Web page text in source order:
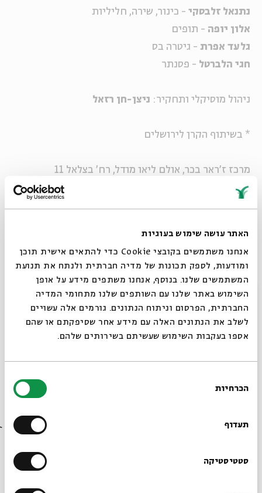
האתר עושה שימוש בעוגיות
אנחנו משתמשים בקובצי Cookie כדי להתאים אישית תוכן
ומודעות, לספק תכונות של מדיה חברתית ולנתח את תנועת
המשתמשים שלנו. בנוסף, אנחנו משתפים מידע על אופן
השימוש באתר שלנו עם השותפים שלנו מתחומי המדיה
החברתית, הפרסום וניתוח הנתונים. גורמים אלה עשויים
לשלב את הנתונים האלה עם מידע אחר שסיפקתם או שהם
אספו בעקבות השימוש שעשיתם בשירותים שלהם.
הסכמה
הכרחיות
תעדוף
סטטיסטיקה
נתנאל זלבסקי - כינור, שירה, חליליות
אלון יופה - תופים
גלעד אפרת - גיטרה בס
חגי הלברטל - פסנתר
ניהול מוסיקלי ותחקיר: ניצן-חן רזאל
* בשיתוף הקרן לירושלים
מרכז ז'ראר בכר, אולם ליאו מודל, רח' בצלאל 11
לקריאת מאמרה של שרה פרילדנד בן-ארזה על הניגון
בחסידות מודרז'יץ פסטיבל הפיוט השני
ירושלים יח-כא באלול / 7- 10 בספטמבר / תשס"ט, 2009
מנהל אמנותי: יאיר הראל
חגיגה של מוסיקה ממזרח וממערב
: "הזמנה לפיוט", עיריית ירושלים,
הקרן לירושלים, יד יצחק בן-צבי, המרכז לחקר המוסיקה
סגור